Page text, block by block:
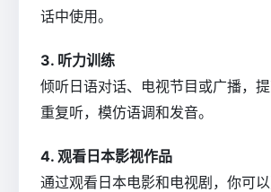
话中使用。
3. 听力训练
倾听日语对话、电视节目或广播，提
重复听，模仿语调和发音。
4. 观看日本影视作品
通过观看日本电影和电视剧，你可